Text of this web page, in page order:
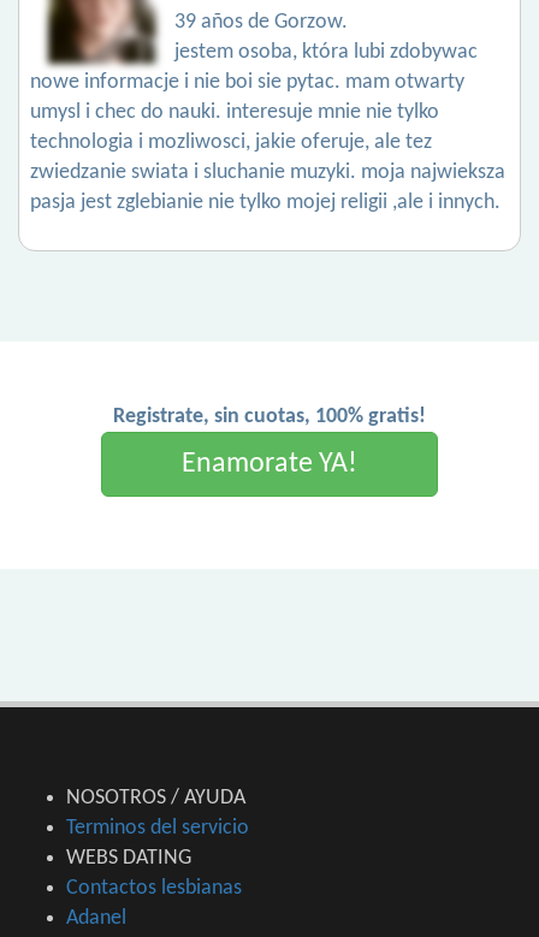
39 años de Gorzow.
jestem osoba, która lubi zdobywac
nowe informacje i nie boi sie pytac. mam otwarty
umysl i chec do nauki. interesuje mnie nie tylko
technologia i mozliwosci, jakie oferuje, ale tez
zwiedzanie swiata i sluchanie muzyki. moja najwieksza
pasja jest zglebianie nie tylko mojej religii ,ale i innych.
Registrate, sin cuotas, 100% gratis!
Enamorate YA!
NOSOTROS / AYUDA
Terminos del servicio
WEBS DATING
Contactos lesbianas
Adanel